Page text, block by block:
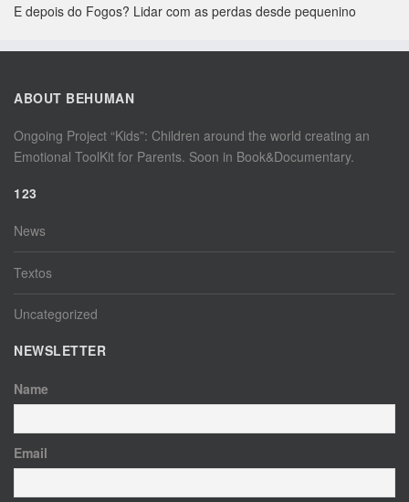
E depois do Fogos? Lidar com as perdas desde pequenino
ABOUT BEHUMAN
Ongoing Project “Kids”: Children around the world creating an
Emotional ToolKit for Parents. Soon in Book&Documentary.
123
News
Textos
Uncategorized
NEWSLETTER
Name
Email